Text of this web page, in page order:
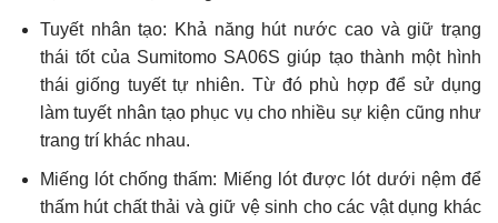
Tuyết nhân tạo: Khả năng hút nước cao và giữ trạng
thái tốt của Sumitomo SA06S giúp tạo thành một hình
thái giống tuyết tự nhiên. Từ đó phù hợp để sử dụng
làm tuyết nhân tạo phục vụ cho nhiều sự kiện cũng như
trang trí khác nhau.
Miếng lót chống thấm: Miếng lót được lót dưới nệm để
thấm hút chất thải và giữ vệ sinh cho các vật dụng khác